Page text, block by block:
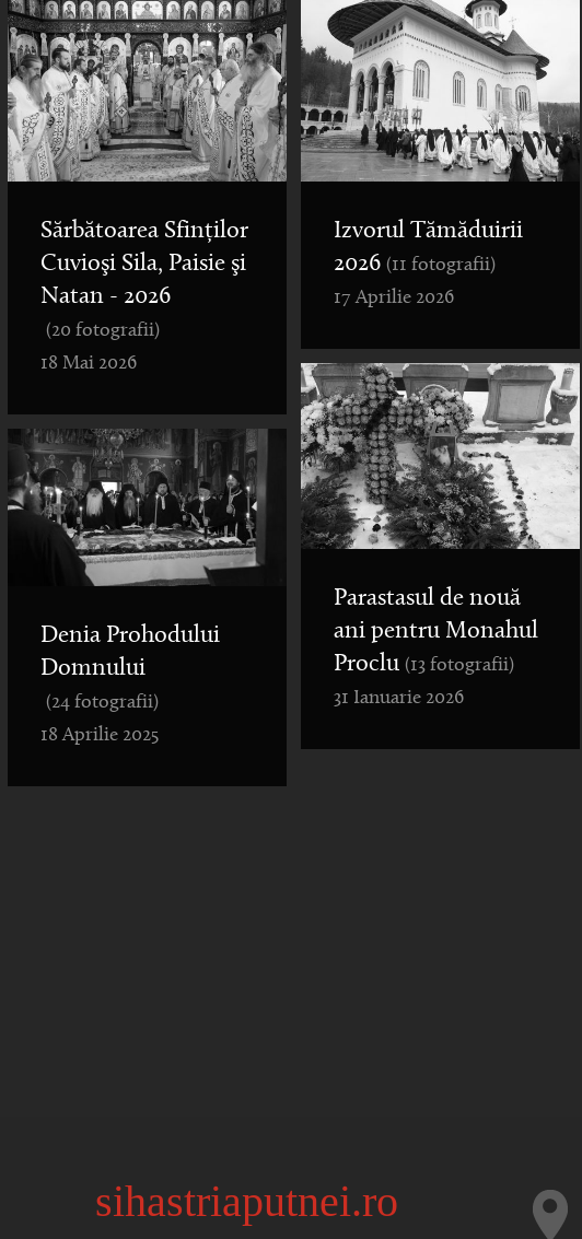
Sărbătoarea Sfinților
Cuvioşi Sila, Paisie şi
Natan - 2026
(20 fotografii)
18 Mai 2026
Izvorul Tămăduirii
2026 (11 fotografii)
17 Aprilie 2026
Parastasul de nouă
ani pentru Monahul
Proclu (13 fotografii)
31 Ianuarie 2026
Denia Prohodului
Domnului
(24 fotografii)
18 Aprilie 2025
sihastriaputnei.ro